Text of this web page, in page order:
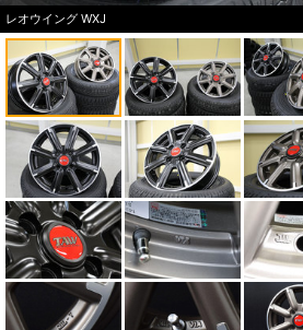
レオウイング WXJ